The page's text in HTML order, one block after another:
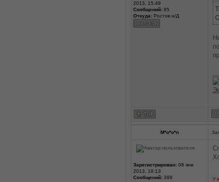
2013, 15:49
Сообщений:85
Откуда:Ростов н/Д
M*o*o*n
Зарегистрирован:08 янв
2013, 19:13
Сообщений:399
У